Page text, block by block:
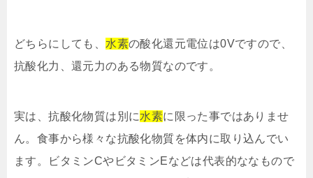
どちらにしても、 水素の酸化還元電位は0Vですので、
抗酸化力、還元力のある物質なのです。
実は、抗酸化物質は別に水素に限った事ではありませ
ん。食事から様々な抗酸化物質を体内に取り込んでい
ます。ビタミンCやビタミンEなどは代表的ななもので